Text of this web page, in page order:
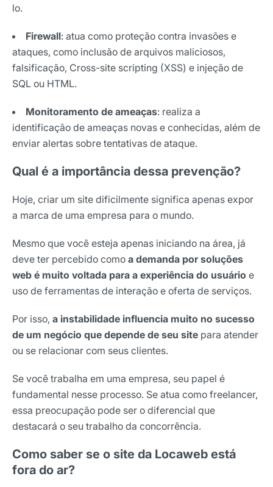
lo.
Firewall: atua como proteção contra invasões e
ataques, como inclusão de arquivos maliciosos,
falsificação, Cross-site scripting (XSS) e injeção de
SQL ou HTML.
Monitoramento de ameaças: realiza a
identificação de ameaças novas e conhecidas, além de
enviar alertas sobre tentativas de ataque.
Qual é a importância dessa prevenção?
Hoje, criar um site dificilmente significa apenas expor
a marca de uma empresa para o mundo.
Mesmo que você esteja apenas iniciando na área, já
deve ter percebido como a demanda por soluções
web é muito voltada para a experiência do usuário e
uso de ferramentas de interação e oferta de serviços.
Por isso, a instabilidade influencia muito no sucesso
de um negócio que depende de seu site para atender
ou se relacionar com seus clientes.
Se você trabalha em uma empresa, seu papel é
fundamental nesse processo. Se atua como freelancer,
essa preocupação pode ser o diferencial que
destacará o seu trabalho da concorrência.
Como saber se o site da Locaweb está
fora do ar?